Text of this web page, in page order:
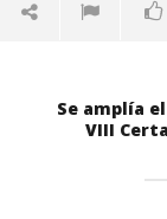
Se amplía
VIII